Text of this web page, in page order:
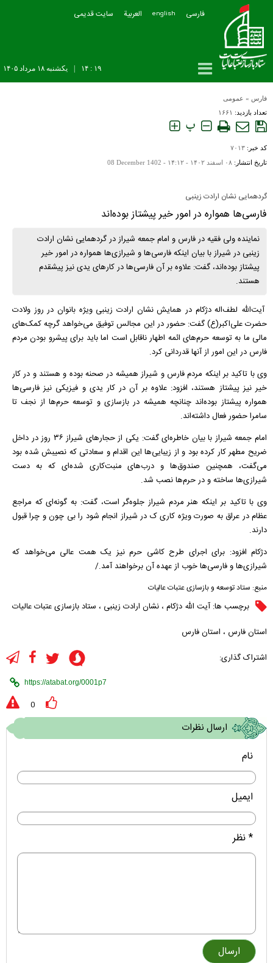
فارسی english العربیة سایت قدیمی
يکشنبه ۱۸ مرداد ۱۴۰۵ ۱۹ : ۱۴
فارس » عمومی
تعداد بازدید: ۱۶۶۱
پ
کد خبر: ۷۰۱۳
تاریخ انتشار: ۰۸ اسفند ۱۴۰۲ - ۱۴:۱۲ - 08 December 1402
گردهمایی نشان ارادت زینبی
فارسی‌ها همواره در امور خیر پیشتاز بوده‌اند
نماینده ولی فقیه در فارس و امام جمعه شیراز در گردهمایی نشان ارادت
زینبی در شیراز با بیان اینکه فارسی‌ها و شیرازی‌ها همواره در امور خیر
پیشتاز بوده‌اند، گفت: علاوه بر آن فارسی‌ها در کارهای یدی نیز پیشقدم
هستند.
آیت‌الله لطف‌اله دژکام در همایش نشان ارادت زینبی ویژه بانوان در روز ولادت
حضرت علی‌اکبر(ع) گفت: حضور در این مجالس توفیق می‌خواهد گرچه کمک‌های
مالی ما به توسعه حرم‌های ائمه اطهار ناقابل است اما باید برای پیشرو بودن مردم
فارس در این امور از آنها قدردانی کرد.
وی با تاکید بر اینکه مردم فارس و شیراز همیشه در صحنه بوده و هستند و در کار
خیر نیز پیشتاز هستند، افزود: علاوه بر آن در کار یدی و فیزیکی نیز فارسی‌ها
همواره پیشتاز بوده‌اند چنانچه همیشه در بازسازی و توسعه حرم‌ها از نجف تا
سامرا حضور فعال داشته‌اند.
امام جمعه شیراز با بیان خاطره‌ای گفت: یکی از حجارهای شیراز ۳۶ روز در داخل
ضریح مطهر کار کرده بود و از زیبایی‌ها این اقدام و سعادتی که نصیبش شده بود
می‌گفت، همچنین صندوق‌ها و درب‌های منبت‌‌کاری شده‌ای که به دست
شیرازی‌ها ساخته و در حرم‌ها نصب شد.
وی با تاکید بر اینکه هنر مردم شیراز جلوه‌گر است، گفت: به گونه‌ای که مراجع
عظام در عراق به صورت ویژه کاری ک در شیراز انجام شود را بی چون و چرا قبول
دارند.
دژکام افزود: برای اجرای طرح کاشی حرم نیز یک همت عالی می‌خواهد که
شیرازی‌ها و فارسی‌ها خوب از عهده آن برخواهند آمد./
منبع: ستاد توسعه و بازسازی عتبات عالیات
برچسب ها: آیت الله دژکام ، نشان ارادت زینبی ، ستاد بازسازی عتبات عالیات
استان فارس ، استان فارس
اشتراک گذاری:
0
ارسال نظرات
نام
ایمیل
* نظر